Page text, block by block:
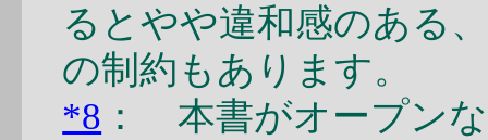
るとやや違和感のある
の制約もあります。
*8 ： 本書がオープン